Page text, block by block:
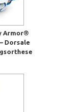
Armor®
Dorsale